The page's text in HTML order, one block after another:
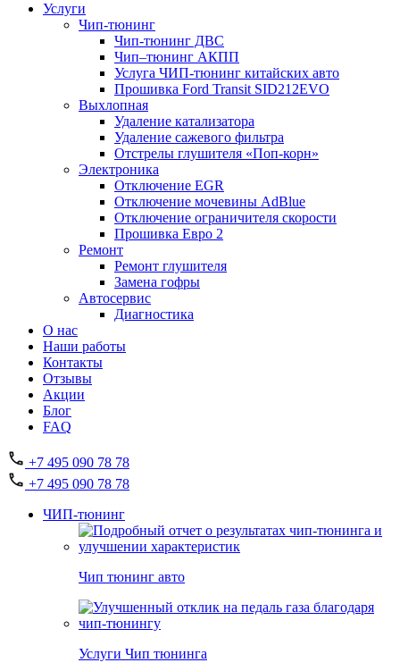
Услуги
Чип-тюнинг
Чип-тюнинг ДВС
Чип–тюнинг АКПП
Услуга ЧИП-тюнинг китайских авто
Прошивка Ford Transit SID212EVO
Выхлопная
Удаление катализатора
Удаление сажевого фильтра
Отстрелы глушителя «Поп-корн»
Электроника
Отключение EGR
Отключение мочевины AdBlue
Отключение ограничителя скорости
Прошивка Евро 2
Ремонт
Ремонт глушителя
Замена гофры
Автосервис
Диагностика
О нас
Наши работы
Контакты
Отзывы
Акции
Блог
FAQ
+7 495 090 78 78
+7 495 090 78 78
ЧИП-тюнинг
Чип тюнинг авто
Услуги Чип тюнинга